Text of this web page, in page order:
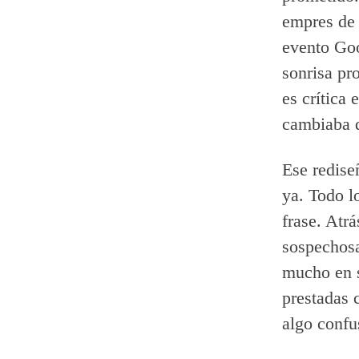
empres
evento
sonrisa
es crítica
cambiaba
Ese
ya. Todo
frase.
mucho en
prestadas
algo